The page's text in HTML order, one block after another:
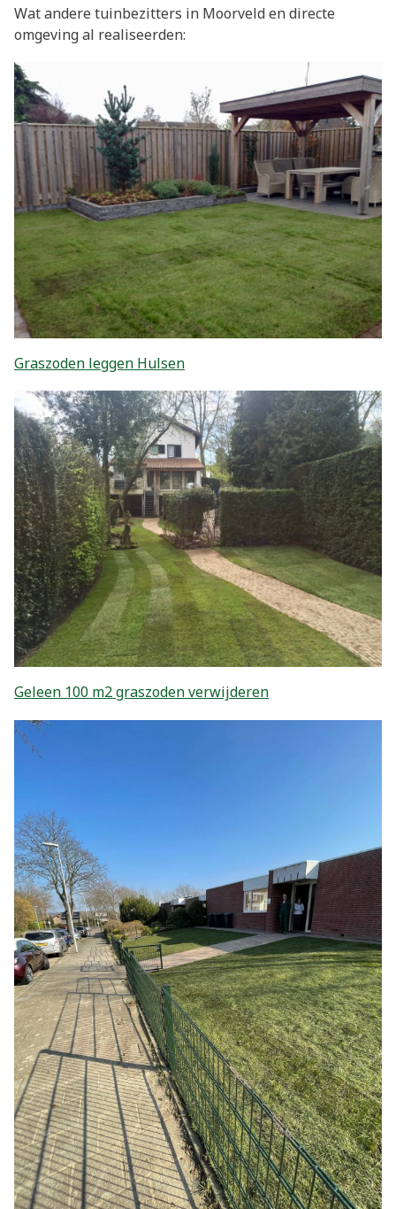
Wat andere tuinbezitters in Moorveld en directe
omgeving al realiseerden:
Graszoden leggen Hulsen
Geleen 100 m2 graszoden verwijderen